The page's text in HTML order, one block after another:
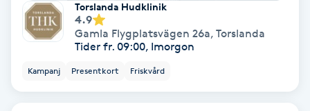
Kroppspeeling
Kärlbehandling
Torslanda Hudklinik
4.9
Gamla Flygplatsvägen 26a, Torslanda
Tider fr. 09:00, Imorgon
Kampanj Presentkort Friskvård